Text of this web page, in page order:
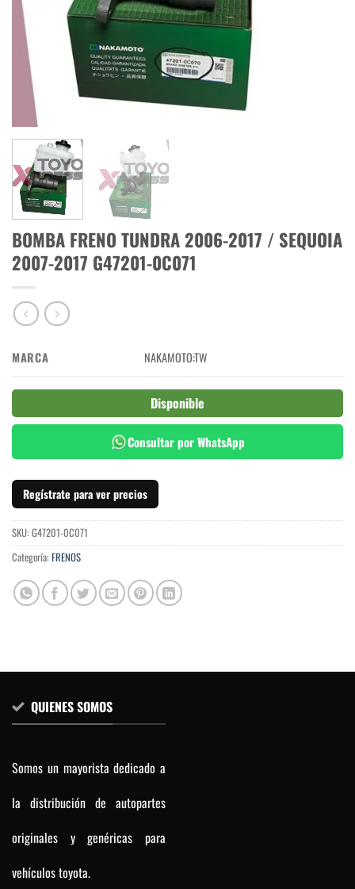
BOMBA FRENO TUNDRA 2006-2017 / SEQUOIA
2007-2017 G47201-0C071
MARCA NAKAMOTO:TW
Disponible
Consultar por WhatsApp
Regístrate para ver precios
SKU: G47201-0C071
Categoría: FRENOS
QUIENES SOMOS
Somos un mayorista dedicado a
la distribución de autopartes
originales y genéricas para
vehículos toyota.